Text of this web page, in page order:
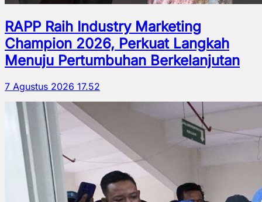
RAPP Raih Industry Marketing
Champion 2026, Perkuat Langkah
Menuju Pertumbuhan Berkelanjutan
7 Agustus 2026 17.52